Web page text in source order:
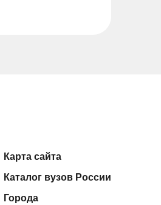
Карта сайта
Каталог вузов России
Города